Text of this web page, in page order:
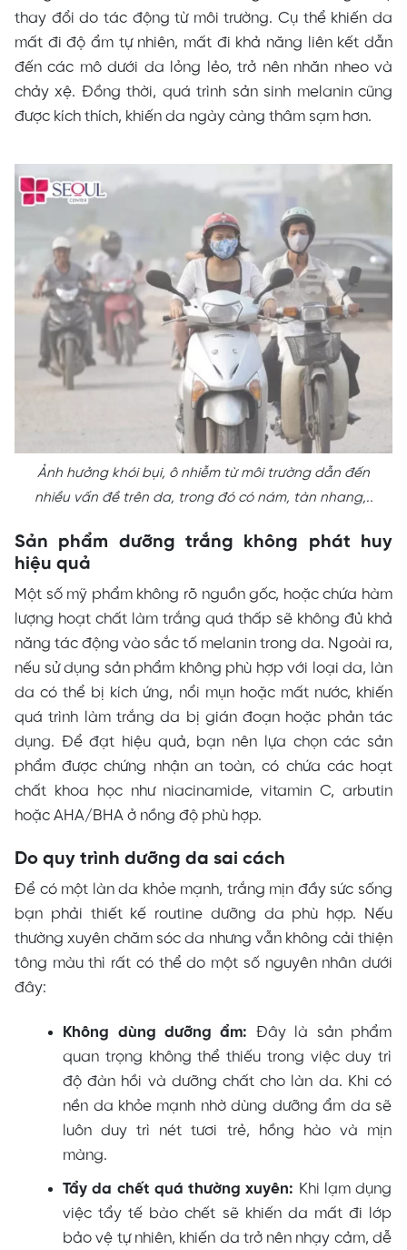
thay đổi do tác động từ môi trường. Cụ thể khiến da
mất đi độ ẩm tự nhiên, mất đi khả năng liên kết dẫn
đến các mô dưới da lỏng lẻo, trở nên nhăn nheo và
chảy xệ. Đồng thời, quá trình sản sinh melanin cũng
được kích thích, khiến da ngày càng thâm sạm hơn.
Ảnh hưởng khói bụi, ô nhiễm từ môi trường dẫn đến
nhiều vấn đề trên da, trong đó có nám, tàn nhang,..
Sản phẩm dưỡng trắng không phát huy
hiệu quả
Một số mỹ phẩm không rõ nguồn gốc, hoặc chứa hàm
lượng hoạt chất làm trắng quá thấp sẽ không đủ khả
năng tác động vào sắc tố melanin trong da. Ngoài ra,
nếu sử dụng sản phẩm không phù hợp với loại da, làn
da có thể bị kích ứng, nổi mụn hoặc mất nước, khiến
quá trình làm trắng da bị gián đoạn hoặc phản tác
dụng. Để đạt hiệu quả, bạn nên lựa chọn các sản
phẩm được chứng nhận an toàn, có chứa các hoạt
chất khoa học như niacinamide, vitamin C, arbutin
hoặc AHA/BHA ở nồng độ phù hợp.
Do quy trình dưỡng da sai cách
Để có một làn da khỏe mạnh, trắng mịn đầy sức sống
bạn phải thiết kế routine dưỡng da phù hợp. Nếu
thường xuyên chăm sóc da nhưng vẫn không cải thiện
tông màu thì rất có thể do một số nguyên nhân dưới
đây:
Không dùng dưỡng ẩm: Đây là sản phẩm
quan trọng không thể thiếu trong việc duy trì
độ đàn hồi và dưỡng chất cho làn da. Khi có
nền da khỏe mạnh nhờ dùng dưỡng ẩm da sẽ
luôn duy trì nét tươi trẻ, hồng hào và mịn
màng.
Tẩy da chết quá thường xuyên: Khi lạm dụng
việc tẩy tế bào chết sẽ khiến da mất đi lớp
bảo vệ tự nhiên, khiến da trở nên nhạy cảm, dễ